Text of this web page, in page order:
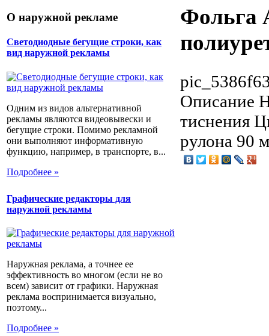
О наружной рекламе
Светодиодные бегущие строки, как
вид наружной рекламы
Одним из видов альтернативной
рекламы являются видеовывески и
бегущие строки. Помимо рекламной
они выполняют информативную
функцию, например, в транспорте, в...
Подробнее »
Графические редакторы для
наружной рекламы
Наружная реклама, а точнее ее
эффективность во многом (если не во
всем) зависит от графики. Наружная
реклама воспринимается визуально,
поэтому...
Подробнее »
Фольга
Описание
тиснения
рулона 90 м